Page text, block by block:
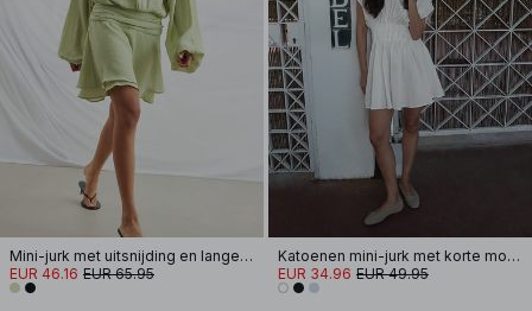
Mini-jurk met uitsnijding en lange mouwen
EUR 46.16 EUR 65.95
Katoenen mini-jurk met korte mouwen en plooien
EUR 34.96 EUR 49.95